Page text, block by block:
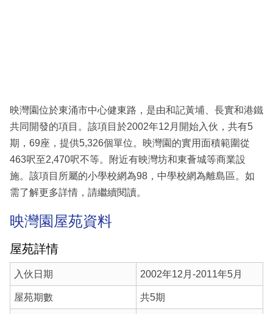
區
映灣園位於東涌市中心健東路，是由和記黃埔、長實和港鐵
共同開發的項目。該項目於2002年12月開始入伙，共有5
期，69座，提供5,326個單位。映灣園的實用面積範圍從
463呎至2,470呎不等。附近有映灣坊和東薈城等商業設
施。該項目所屬的小學校網為98，中學校網為離島區。如
需了解更多詳情，請繼續閱讀。
映灣園屋苑資料
屋苑詳情
入伙日期 2002年12月-2011年5月
屋苑期數 共5期